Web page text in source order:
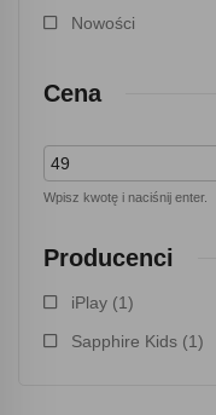
Nowości
Cena
Wpisz kwotę i naciśnij enter.
Producenci
iPlay (1)
Sapphire Kids (1)